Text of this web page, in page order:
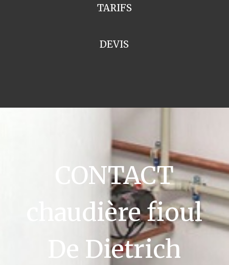
TARIFS
DEVIS
CONTACT
chaudière fioul
De Dietrich